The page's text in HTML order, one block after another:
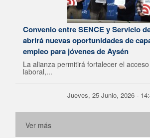
Convenio entre SENCE y Servicio
abrirá nuevas oportunidades de
empleo para jóvenes de Aysén
La alianza permitirá fortalecer el
laboral,...
Jueves, 25 Junio, 2026 -
Ver más